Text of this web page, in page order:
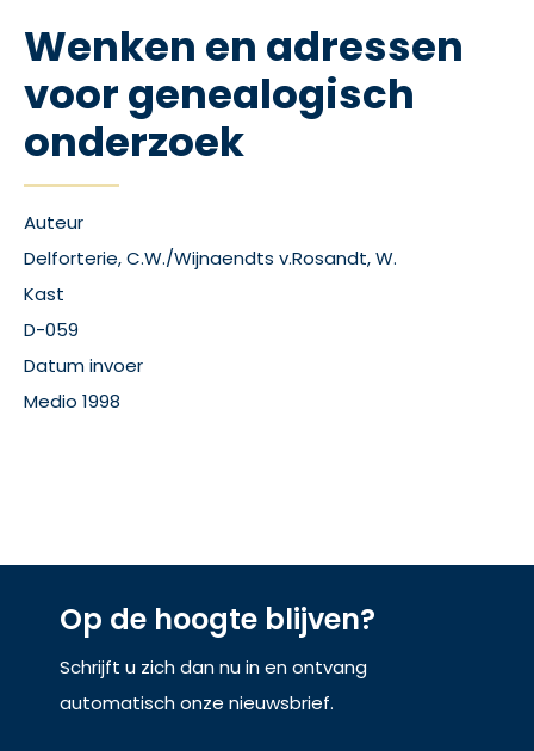
Wenken en adressen
voor genealogisch
onderzoek
Auteur
Delforterie, C.W./Wijnaendts v.Rosandt, W.
Kast
D-059
Datum invoer
Medio 1998
Op de hoogte blijven?
Schrijft u zich dan nu in en ontvang
automatisch onze nieuwsbrief.